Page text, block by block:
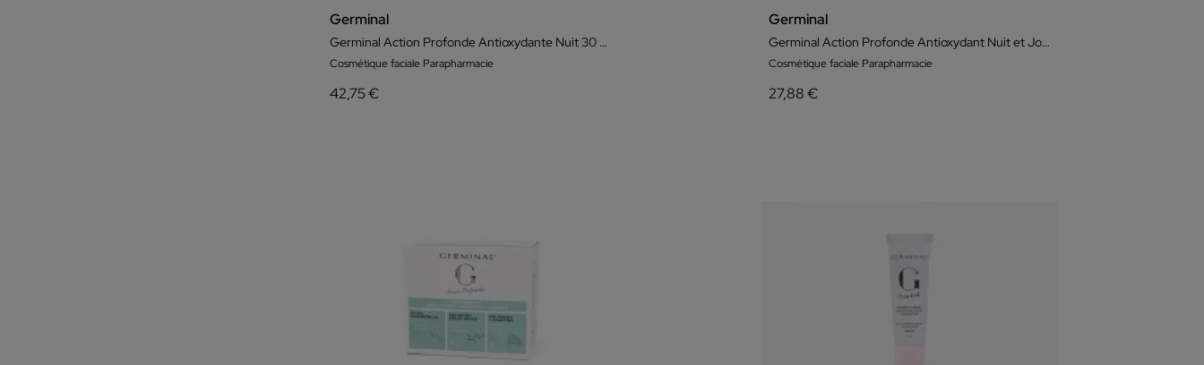
Germinal
Germinal Action Profonde Antioxydante Nuit 30 Ampoules
Cosmétique faciale Parapharmacie
42,75 €
Germinal
Germinal Action Profonde Antioxydant Nuit et Jour 14 Ampoules
Cosmétique faciale Parapharmacie
27,88 €